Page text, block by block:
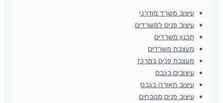
עיצוב משרד מודרני
עיצוב פנים למשרדים
תכנון משרדים
מעצבת משרדים
מעצבת פנים במרכז
עיצובים בגבס
עיצוב תאורה בגבס
עיצוב פנים מטבחים